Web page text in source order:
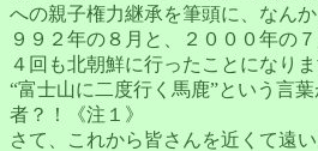
への親子権力継承を筆頭に、なん
９９２年の８月と、２０００年の
４回も北朝鮮に行ったことになりま
“富士山に二度行く馬鹿”という言
者？！《注１》
さて、これから皆さんを近くて遠